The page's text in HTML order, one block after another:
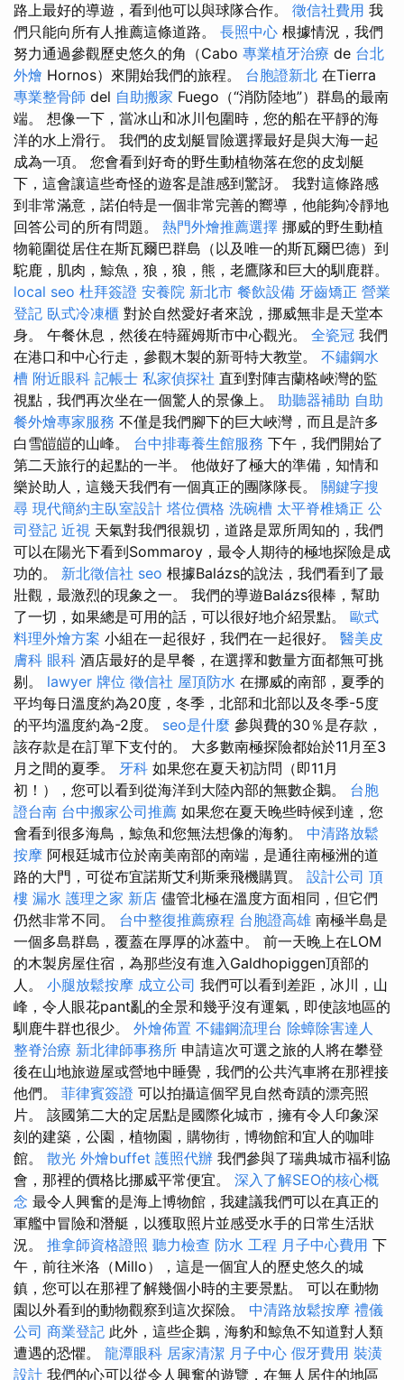
路上最好的導遊，看到他可以與球隊合作。 徵信社費用 我
們只能向所有人推薦這條道路。 長照中心 根據情況，我們
努力通過參觀歷史悠久的角（Cabo 專業植牙治療 de 台北
外燴 Hornos）來開始我們的旅程。 台胞證新北 在Tierra
專業整骨師 del 自助搬家 Fuego（“消防陸地”）群島的最南
端。 想像一下，當冰山和冰川包圍時，您的船在平靜的海
洋的水上滑行。 我們的皮划艇冒險選擇最好是與大海一起
成為一項。 您會看到好奇的野生動植物落在您的皮划艇
下，這會讓這些奇怪的遊客是誰感到驚訝。 我對這條路感
到非常滿意，諾伯特是一個非常完善的嚮導，他能夠冷靜地
回答公司的所有問題。 熱門外燴推薦選擇 挪威的野生動植
物範圍從居住在斯瓦爾巴群島（以及唯一的斯瓦爾巴德）到
駝鹿，肌肉，鯨魚，狼，狼，熊，老鷹隊和巨大的馴鹿群。
local seo 杜拜簽證 安養院 新北市 餐飲設備 牙齒矯正 營業
登記 臥式冷凍櫃 對於自然愛好者來說，挪威無非是天堂本
身。 午餐休息，然後在特羅姆斯市中心觀光。 全瓷冠 我們
在港口和中心行走，參觀木製的新哥特大教堂。 不鏽鋼水
槽 附近眼科 記帳士 私家偵探社 直到對陣吉蘭格峽灣的監
視點，我們再次坐在一個驚人的景像上。 助聽器補助 自助
餐外燴專家服務 不僅是我們腳下的巨大峽灣，而且是許多
白雪皚皚的山峰。 台中排毒養生館服務 下午，我們開始了
第二天旅行的起點的一半。 他做好了極大的準備，知情和
樂於助人，這幾天我們有一個真正的團隊隊長。 關鍵字搜
尋 現代簡約主臥室設計 塔位價格 洗碗槽 太平脊椎矯正 公
司登記 近視 天氣對我們很親切，道路是眾所周知的，我們
可以在陽光下看到Sommaroy，最令人期待的極地探險是成
功的。 新北徵信社 seo 根據Balázs的說法，我們看到了最
壯觀，最激烈的現象之一。 我們的導遊Balázs很棒，幫助
了一切，如果總是可用的話，可以很好地介紹景點。 歐式
料理外燴方案 小組在一起很好，我們在一起很好。 醫美皮
膚科 眼科 酒店最好的是早餐，在選擇和數量方面都無可挑
剔。 lawyer 牌位 徵信社 屋頂防水 在挪威的南部，夏季的
平均每日溫度約為20度，冬季，北部和北部以及冬季-5度
的平均溫度約為-2度。 seo是什麼 參與費的30％是存款，
該存款是在訂單下支付的。 大多數南極探險都始於11月至3
月之間的夏季。 牙科 如果您在夏天初訪問（即11月
初！），您可以看到從海洋到大陸內部的無數企鵝。 台胞
證台南 台中搬家公司推薦 如果您在夏天晚些時候到達，您
會看到很多海鳥，鯨魚和您無法想像的海豹。 中清路放鬆
按摩 阿根廷城市位於南美南部的南端，是通往南極洲的道
路的大門，可從布宜諾斯艾利斯乘飛機購買。 設計公司 頂
樓 漏水 護理之家 新店 儘管北極在溫度方面相同，但它們
仍然非常不同。 台中整復推薦療程 台胞證高雄 南極半島是
一個多島群島，覆蓋在厚厚的冰蓋中。 前一天晚上在LOM
的木製房屋住宿，為那些沒有進入Galdhopiggen頂部的
人。 小腿放鬆按摩 成立公司 我們可以看到差距，冰川，山
峰，令人眼花pant亂的全景和幾乎沒有運氣，即使該地區的
馴鹿牛群也很少。 外燴佈置 不鏽鋼流理台 除蟑除害達人
整脊治療 新北律師事務所 申請這次可選之旅的人將在攀登
後在山地旅遊屋或營地中睡覺，我們的公共汽車將在那裡接
他們。 菲律賓簽證 可以拍攝這個罕見自然奇蹟的漂亮照
片。 該國第二大的定居點是國際化城市，擁有令人印象深
刻的建築，公園，植物園，購物街，博物館和宜人的咖啡
館。 散光 外燴buffet 護照代辦 我們參與了瑞典城市福利協
會，那裡的價格比挪威平常便宜。 深入了解SEO的核心概
念 最令人興奮的是海上博物館，我建議我們可以在真正的
軍艦中冒險和潛艇，以獲取照片並感受水手的日常生活狀
況。 推拿師資格證照 聽力檢查 防水 工程 月子中心費用 下
午，前往米洛（Millo），這是一個宜人的歷史悠久的城
鎮，您可以在那裡了解幾個小時的主要景點。 可以在動物
園以外看到的動物觀察到這次探險。 中清路放鬆按摩 禮儀
公司 商業登記 此外，這些企鵝，海豹和鯨魚不知道對人類
遭遇的恐懼。 龍潭眼科 居家清潔 月子中心 假牙費用 裝潢
設計 我們的心可以從令人興奮的遊覽，在無人居住的地區